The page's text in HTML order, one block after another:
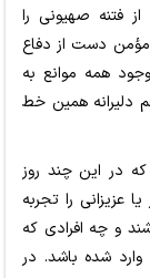
فتنه صهیونی را
دست از دفاع
همه‌ موانع به
دلیرانه همین خط
در این چند روز
عزیزانی را تجربه
و چه افرادی که
شده باشد. در